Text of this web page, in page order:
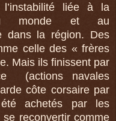
liée à la
monde et au
dans la région. Des
celle des « frères
Maisils finissent par
(actions navales
côte corsaire par
achetés par les
reconvertir comme